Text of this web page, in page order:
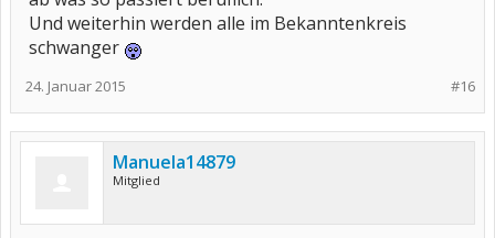
Und weiterhin werden alle im Bekanntenkreis
schwanger
#16
24. Januar 2015
Manuela14879
Mitglied